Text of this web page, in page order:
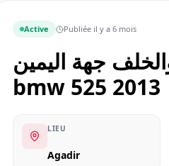
Active Publiée il y a 6 mois
bmw 525 2013
LIEU
Agadir